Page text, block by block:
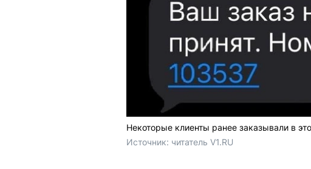
Некоторые клиенты ранее заказывали в
Источник: читатель V1.RU